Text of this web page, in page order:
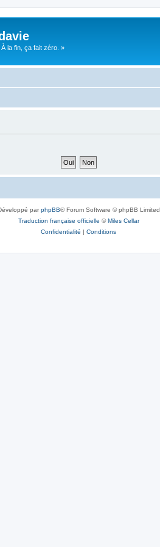
la fin, ça fait zéro. »
parphpBB® Forum Software © phpBB Limited
Traduction française officielle ©Miles Cellar
Confidentialité | Conditions